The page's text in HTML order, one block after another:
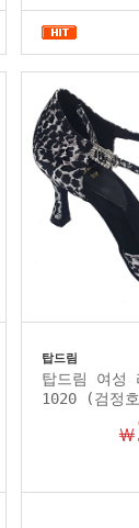
탑드림
탑드림 여성
1020 (검정
￦